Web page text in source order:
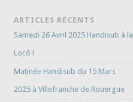
ARTICLES RÉCENTS
Samedi 26 Avril 2025 Handisub à la
Locô !
Matinée Handisub du 15 Mars
2025 à Villefranche de Rouergue